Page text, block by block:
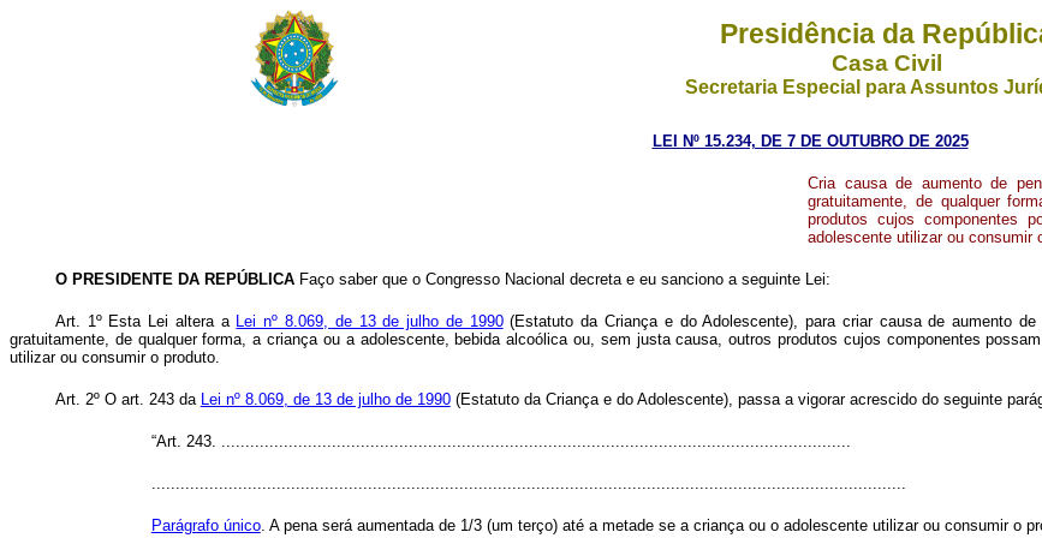
Presidência da
Casa Civil
Secretaria Especial para Assuntos
LEI Nº 15.234, DE 7 DE OUTUBRO DE 2025
Cria causa de aumento de
gratuitamente, de qualquer
produtos cujos componentes
adolescente utilizar ou consumir
O PRESIDENTE DA REPÚBLICAFaço saber que o Congresso Nacional decreta e eu sanciono a seguinte Lei:
Art. 1º Esta Lei altera a Lei nº 8.069, de 13 de julho de 1990(Estatuto da Criança e do Adolescente), para criar causa de aumento
gratuitamente, de qualquer forma, a criança ou a adolescente, bebida alcoólica ou, sem justa causa, outros produtos cujos componentes
utilizar ou consumir o produto.
Art. 2º O art. 243 da Lei nº 8.069, de 13 de julho de 1990(Estatuto da Criança e do Adolescente), passa a vigorar acrescido do seguinte
“Art. 243. ...................................................................................................................................
.............................................................................................................................................................
Parágrafo único. A pena será aumentada de 1/3 (um terço) até a metade se a criança ou o adolescente utilizar ou consumir o